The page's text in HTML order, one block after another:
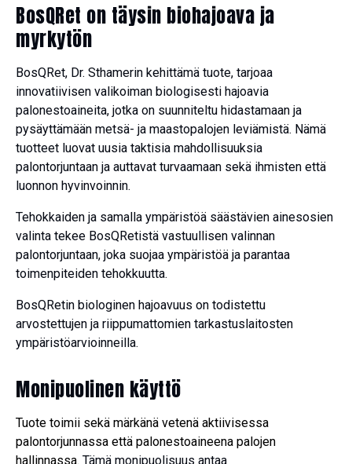
BosQRet on täysin biohajoava ja
myrkytön
BosQRet, Dr. Sthamerin kehittämä tuote, tarjoaa
innovatiivisen valikoiman biologisesti hajoavia
palonestoaineita, jotka on suunniteltu hidastamaan ja
pysäyttämään metsä- ja maastopalojen leviämistä. Nämä
tuotteet luovat uusia taktisia mahdollisuuksia
palontorjuntaan ja auttavat turvaamaan sekä ihmisten että
luonnon hyvinvoinnin.
Tehokkaiden ja samalla ympäristöä säästävien ainesosien
valinta tekee BosQRetistä vastuullisen valinnan
palontorjuntaan, joka suojaa ympäristöä ja parantaa
toimenpiteiden tehokkuutta.
BosQRetin biologinen hajoavuus on todistettu
arvostettujen ja riippumattomien tarkastuslaitosten
ympäristöarvioinneilla.
Monipuolinen käyttö
Tuote toimii sekä märkänä vetenä aktiivisessa
palontorjunnassa että palonestoaineena palojen
hallinnassa. Tämä monipuolisuus antaa